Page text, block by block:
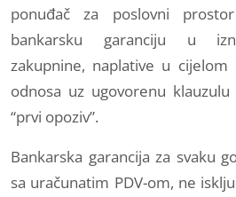
ponuđač za poslovni
bankarsku garanciju u
zakupnine, naplative u cijelom
odnosa uz ugovorenu
“prvi opoziv”.
Bankarska garancija za svaku
sa uračunatim PDV-om, ne